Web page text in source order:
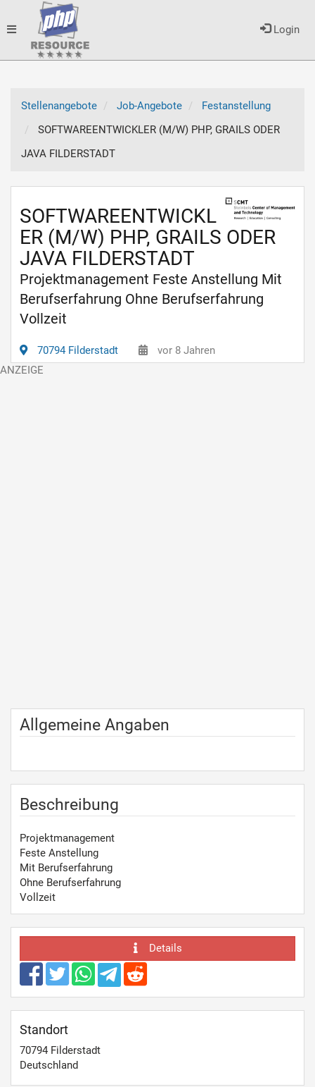
Login
Toggle
Stellenangebote
Job-Angebote
Festanstellung
SOFTWAREENTWICKLER (M/W) PHP, GRAILS ODER
JAVA FILDERSTADT
SOFTWAREENTWICKL
ER (M/W) PHP, GRAILS ODER
JAVA FILDERSTADT
Projektmanagement Feste Anstellung Mit
Berufserfahrung Ohne Berufserfahrung
Vollzeit
70794 Filderstadt vor 8 Jahren
Allgemeine Angaben
Beschreibung
Projektmanagement
Feste Anstellung
Mit Berufserfahrung
Ohne Berufserfahrung
Vollzeit
Details
Standort
70794 Filderstadt
Deutschland